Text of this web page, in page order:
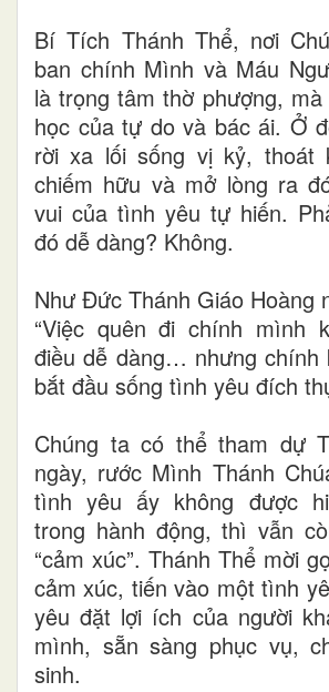
Bí Tích Thánh Thể, nơi
ban chính Mình và Máu
là trọng tâm thờ phượng,
học của tự do và bác ái. Ở
rời xa lối sống vị kỷ, thoát
chiếm hữu và mở lòng ra
vui của tình yêu tự hiến.
đó dễ dàng? Không.
Như Đức Thánh Giáo Hoàng
“Việc quên đi chính mình
điều dễ dàng… nhưng chính
bắt đầu sống tình yêu đích
Chúng ta có thể tham dự
ngày, rước Mình Thánh
tình yêu ấy không được
trong hành động, thì vẫn
“cảm xúc”. Thánh Thể mời
cảm xúc, tiến vào một tình
yêu đặt lợi ích của người
mình, sẵn sàng phục vụ,
sinh.